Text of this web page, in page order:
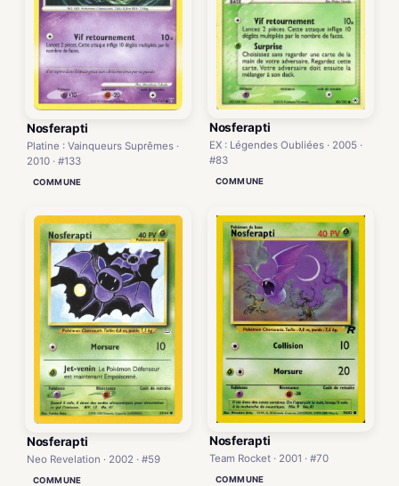
Nosferapti
Platine : Vainqueurs Suprêmes ·
2010 · #133
COMMUNE
Nosferapti
EX : Légendes Oubliées · 2005 ·
#83
COMMUNE
Nosferapti
Neo Revelation · 2002 · #59
COMMUNE
Nosferapti
Team Rocket · 2001 · #70
COMMUNE